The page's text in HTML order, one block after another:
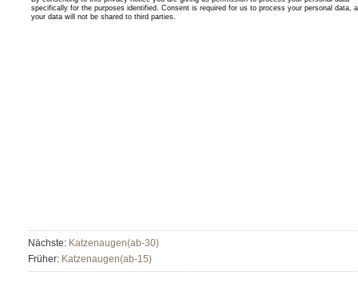
Nächste: Katzenaugen(ab-30)
Früher: Katzenaugen(ab-15)